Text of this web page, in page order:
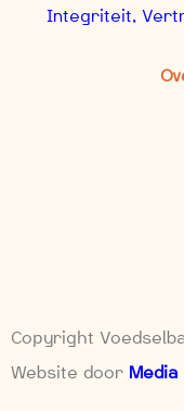
Integriteit,
Copyright
Website door